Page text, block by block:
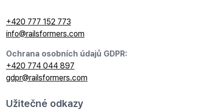
+420 777 152 773
info@railsformers.com
Ochrana osobních údajů GDPR:
+420 774 044 897
gdpr@railsformers.com
Užitečné odkazy